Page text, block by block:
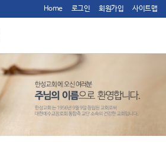
Home 로그인 회원가입 사이트맵